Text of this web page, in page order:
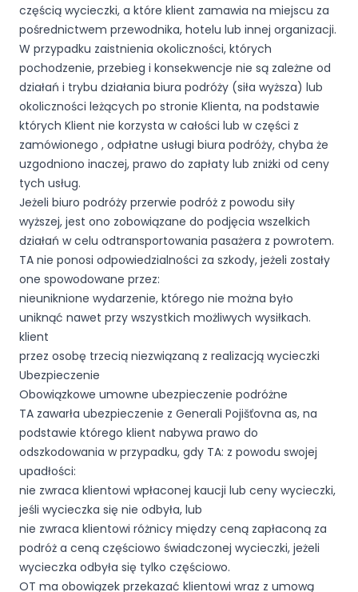
częścią wycieczki, a które klient zamawia na miejscu za
pośrednictwem przewodnika, hotelu lub innej organizacji.
W przypadku zaistnienia okoliczności, których
pochodzenie, przebieg i konsekwencje nie są zależne od
działań i trybu działania biura podróży (siła wyższa) lub
okoliczności leżących po stronie Klienta, na podstawie
których Klient nie korzysta w całości lub w części z
zamówionego , odpłatne usługi biura podróży, chyba że
uzgodniono inaczej, prawo do zapłaty lub zniżki od ceny
tych usług.
Jeżeli biuro podróży przerwie podróż z powodu siły
wyższej, jest ono zobowiązane do podjęcia wszelkich
działań w celu odtransportowania pasażera z powrotem.
TA nie ponosi odpowiedzialności za szkody, jeżeli zostały
one spowodowane przez:
nieuniknione wydarzenie, którego nie można było
uniknąć nawet przy wszystkich możliwych wysiłkach.
klient
przez osobę trzecią niezwiązaną z realizacją wycieczki
Ubezpieczenie
Obowiązkowe umowne ubezpieczenie podróżne
TA zawarła ubezpieczenie z Generali Pojišťovna as, na
podstawie którego klient nabywa prawo do
odszkodowania w przypadku, gdy TA: z powodu swojej
upadłości:
nie zwraca klientowi wpłaconej kaucji lub ceny wycieczki,
jeśli wycieczka się nie odbyła, lub
nie zwraca klientowi różnicy między ceną zapłaconą za
podróż a ceną częściowo świadczonej wycieczki, jeżeli
wycieczka odbyła się tylko częściowo.
OT ma obowiązek przekazać klientowi wraz z umową